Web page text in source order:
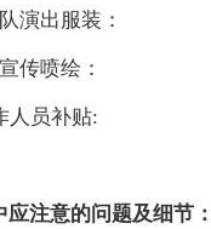
演出服装：
传喷绘：
人员补贴:
应注意的问题及细节：